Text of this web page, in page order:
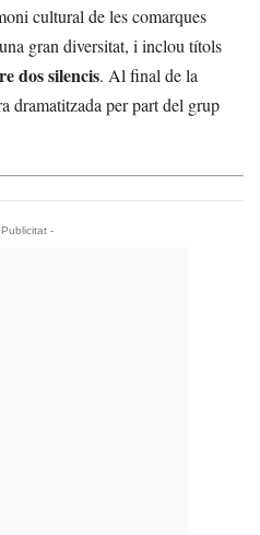
cultural de les comarques
gran diversitat, i inclou títols
dos silencis. Al final de la
dramatitzada per part del grup
-